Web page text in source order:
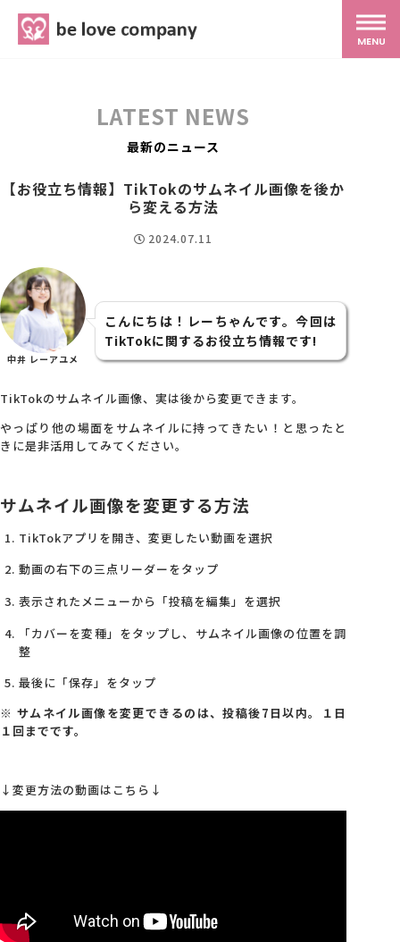
MENU
スタッフ紹介
会社概要
アクセス
お問い合わせ
LATEST NEWS
最新のニュース
【お役立ち情報】TikTokのサムネイル画像を後か
ら変える方法
2024.07.11
中井 レーアユメ
こんにちは！レーちゃんです。今回は
TikTokに関するお役立ち情報です!
TikTokのサムネイル画像、実は後から変更できます。
やっぱり他の場面をサムネイルに持ってきたい！と思ったと
きに是非活用してみてください。
サムネイル画像を変更する方法
TikTokアプリを開き、変更したい動画を選択
動画の右下の三点リーダーをタップ
表示されたメニューから「投稿を編集」を選択
「カバーを変種」をタップし、サムネイル画像の位置を調
整
最後に「保存」をタップ
※ サムネイル画像を変更できるのは、投稿後7日以内。１日
１回までです。
↓変更方法の動画はこちら↓